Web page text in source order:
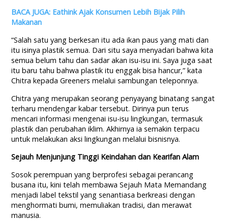
BACA JUGA: Eathink Ajak Konsumen Lebih Bijak Pilih
Makanan
“Salah satu yang berkesan itu ada ikan paus yang mati dan
itu isinya plastik semua. Dari situ saya menyadari bahwa kita
semua belum tahu dan sadar akan isu-isu ini. Saya juga saat
itu baru tahu bahwa plastik itu enggak bisa hancur,” kata
Chitra kepada Greeners melalui sambungan teleponnya.
Chitra yang merupakan seorang penyayang binatang sangat
terharu mendengar kabar tersebut. Dirinya pun terus
mencari informasi mengenai isu-isu lingkungan, termasuk
plastik dan perubahan iklim. Akhirnya ia semakin terpacu
untuk melakukan aksi lingkungan melalui bisnisnya.
Sejauh Menjunjung Tinggi Keindahan dan Kearifan Alam
Sosok perempuan yang berprofesi sebagai perancang
busana itu, kini telah membawa Sejauh Mata Memandang
menjadi label tekstil yang senantiasa berkreasi dengan
menghormati bumi, memuliakan tradisi, dan merawat
manusia.